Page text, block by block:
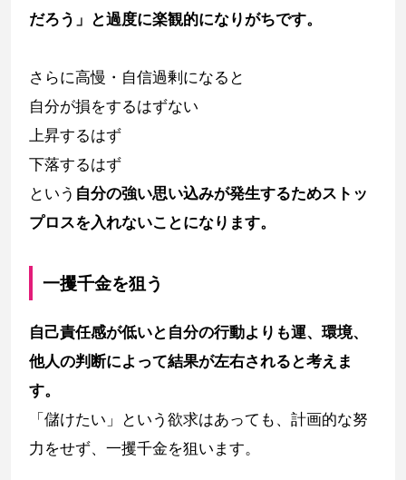
だろう」と過度に楽観的になりがちです。
さらに高慢・自信過剰になると
自分が損をするはずない
上昇するはず
下落するはず
という 自分の強い思い込みが発生するためストッ
プロスを入れないことになります。
一攫千金を狙う
自己責任感が低いと自分の行動よりも運、環境、
他人の判断によって結果が左右されると考えま
す。
「儲けたい」という欲求はあっても、計画的な努
力をせず、一攫千金を狙います。